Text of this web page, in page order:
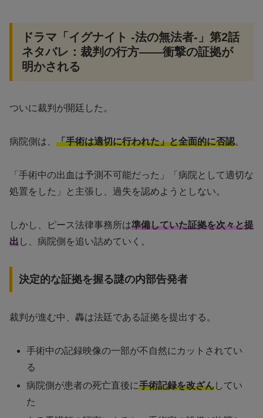
ドラマ「イグナイト -法の無法者-」第2話
ネタバレ：裁判の行方——衝撃の証拠が
明かされる
ついに裁判が開廷した。
病院側は、 「手術は適切に行われた」と全面的に否認。
「手術中の出血は予測不可能だった」「病院として適切な
処置をした」と主張し、過失を認めようとしない。
しかし、ピース法律事務所は準備していた証拠を次々と提
出し、病院側を追い詰めていく。
決定的な証拠を握る謎の内部告発者
裁判が進む中、轟は法廷である証拠を提出する。
手術中の記録映像の一部が不自然にカットされてい
る
病院側が患者の死亡直後に手術記録を改ざんしてい
た